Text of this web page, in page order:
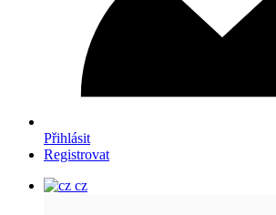
Přihlásit
Registrovat
cz